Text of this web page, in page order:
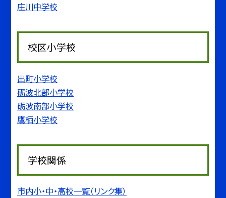
庄川中学校
校区小学校
出町小学校
砺波北部小学校
砺波南部小学校
鷹栖小学校
学校関係
市内小・中・高校一覧（リンク集）